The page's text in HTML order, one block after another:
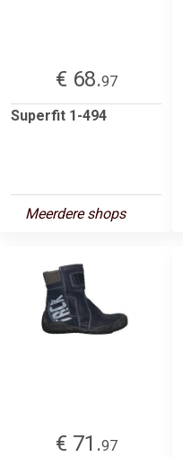
€ 68.97
Superfit 1-494
Meerdere shops
€ 71.97